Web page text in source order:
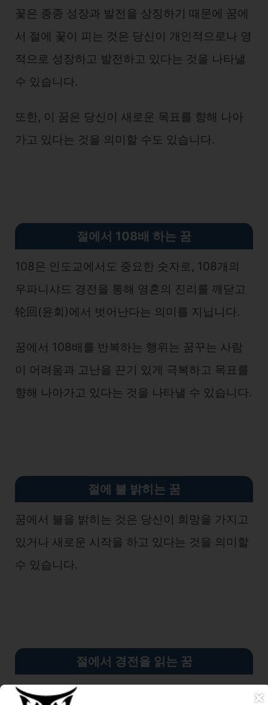
꽃은 종종 성장과 발전을 상징하기 때문에 꿈에
서 절에 꽃이 피는 것은 당신이 개인적으로나 영
적으로 성장하고 발전하고 있다는 것을 나타낼
수 있습니다.
또한, 이 꿈은 당신이 새로운 목표를 향해 나아
가고 있다는 것을 의미할 수도 있습니다.
절에서 108배 하는 꿈
108은 인도교에서도 중요한 숫자로, 108개의
우파니샤드 경전을 통해 영혼의 진리를 깨닫고
轮回(윤회)에서 벗어난다는 의미를 지닙니다.
꿈에서 108배를 반복하는 행위는 꿈꾸는 사람
이 어려움과 고난을 끈기 있게 극복하고 목표를
향해 나아가고 있다는 것을 나타낼 수 있습니다.
절에 불 밝히는 꿈
꿈에서 불을 밝히는 것은 당신이 희망을 가지고
있거나 새로운 시작을 하고 있다는 것을 의미할
수 있습니다.
절에서 경전을 읽는 꿈
꿈에서 경전을 읽는 것은 당신이 지혜를 얻고 있 ×